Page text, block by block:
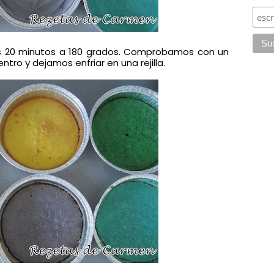
minutos a 180 grados. Comprobamos con un
y dejamos enfriar en una rejilla.